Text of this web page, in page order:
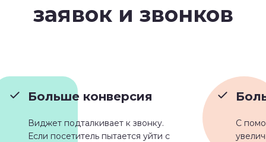
заявок и звонков
Больше конверсия
Виджет подталкивает к звонку.
Если посетитель пытается уйти с
С